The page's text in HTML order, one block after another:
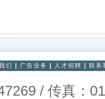
们 广告业务 人才招聘 联系
/ 传真：